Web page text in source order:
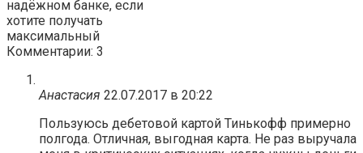
надёжном банке, если
хотите получать
максимальный
Комментарии: 3
Анастасия 22.07.2017 в 20:22
Пользуюсь дебетовой картой Тинькофф примерно
полгода. Отличная, выгодная карта. Не раз выручала